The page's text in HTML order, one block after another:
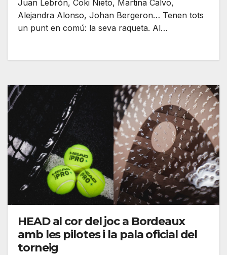
Juan Lebrón, Coki Nieto, Martina Calvo,
Alejandra Alonso, Johan Bergeron… Tenen tots
un punt en comú: la seva raqueta. Al…
HEAD al cor del joc a Bordeaux
amb les pilotes i la pala oficial del
torneig